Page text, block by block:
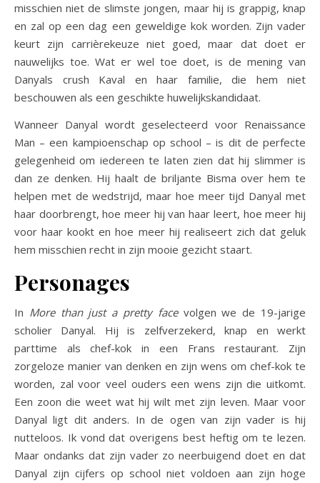
misschien niet de slimste jongen, maar hij is grappig, knap
en zal op een dag een geweldige kok worden. Zijn vader
keurt zijn carrièrekeuze niet goed, maar dat doet er
nauwelijks toe. Wat er wel toe doet, is de mening van
Danyals crush Kaval en haar familie, die hem niet
beschouwen als een geschikte huwelijkskandidaat.
Wanneer Danyal wordt geselecteerd voor Renaissance
Man – een kampioenschap op school – is dit de perfecte
gelegenheid om iedereen te laten zien dat hij slimmer is
dan ze denken. Hij haalt de briljante Bisma over hem te
helpen met de wedstrijd, maar hoe meer tijd Danyal met
haar doorbrengt, hoe meer hij van haar leert, hoe meer hij
voor haar kookt en hoe meer hij realiseert zich dat geluk
hem misschien recht in zijn mooie gezicht staart.
Personages
In More than just a pretty facevolgen we de 19-jarige
scholier Danyal. Hij is zelfverzekerd, knap en werkt
parttime als chef-kok in een Frans restaurant. Zijn
zorgeloze manier van denken en zijn wens om chef-kok te
worden, zal voor veel ouders een wens zijn die uitkomt.
Een zoon die weet wat hij wilt met zijn leven. Maar voor
Danyal ligt dit anders. In de ogen van zijn vader is hij
nutteloos. Ik vond dat overigens best heftig om te lezen.
Maar ondanks dat zijn vader zo neerbuigend doet en dat
Danyal zijn cijfers op school niet voldoen aan zijn hoge